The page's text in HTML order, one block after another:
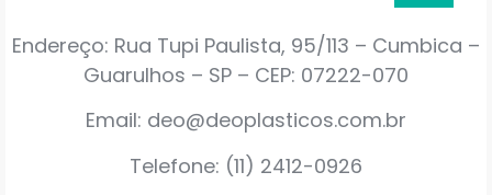
Endereço: Rua Tupi Paulista, 95/113 – Cumbica –
Guarulhos – SP – CEP: 07222-070
Email: deo@deoplasticos.com.br
Telefone: (11) 2412-0926